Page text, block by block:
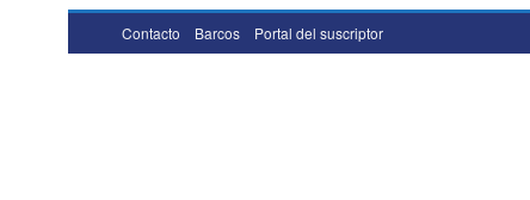
Contacto Barcos Portal del suscriptor